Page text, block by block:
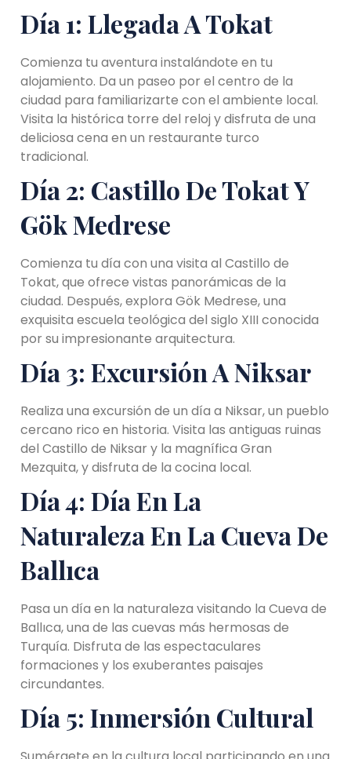
Día 1: Llegada A Tokat
Comienza tu aventura instalándote en tu
alojamiento. Da un paseo por el centro de la
ciudad para familiarizarte con el ambiente local.
Visita la histórica torre del reloj y disfruta de una
deliciosa cena en un restaurante turco
tradicional.
Día 2: Castillo De Tokat Y
Gök Medrese
Comienza tu día con una visita al Castillo de
Tokat, que ofrece vistas panorámicas de la
ciudad. Después, explora Gök Medrese, una
exquisita escuela teológica del siglo XIII conocida
por su impresionante arquitectura.
Día 3: Excursión A Niksar
Realiza una excursión de un día a Niksar, un pueblo
cercano rico en historia. Visita las antiguas ruinas
del Castillo de Niksar y la magnífica Gran
Mezquita, y disfruta de la cocina local.
Día 4: Día En La
Naturaleza En La Cueva De
Ballıca
Pasa un día en la naturaleza visitando la Cueva de
Ballıca, una de las cuevas más hermosas de
Turquía. Disfruta de las espectaculares
formaciones y los exuberantes paisajes
circundantes.
Día 5: Inmersión Cultural